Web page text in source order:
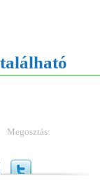
Megosztás: